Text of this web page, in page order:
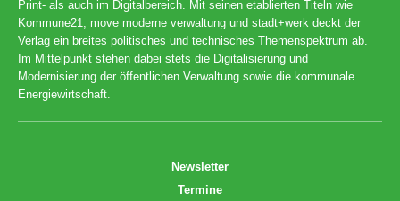
Print- als auch im Digitalbereich. Mit seinen etablierten Titeln wie
Kommune21, move moderne verwaltung und stadt+werk deckt der
Verlag ein breites politisches und technisches Themenspektrum ab.
Im Mittelpunkt stehen dabei stets die Digitalisierung und
Modernisierung der öffentlichen Verwaltung sowie die kommunale
Energiewirtschaft.
Newsletter
Termine